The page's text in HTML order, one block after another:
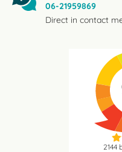
06-21959869
Direct in contact
2144